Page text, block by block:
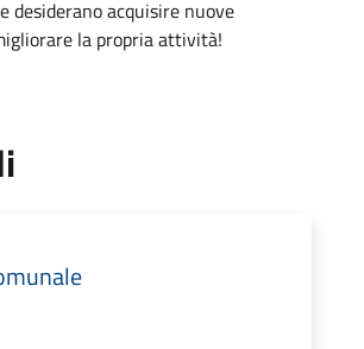
desiderano acquisire nuove
la propria attività!